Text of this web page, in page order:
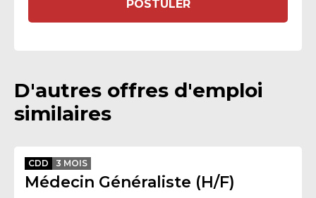
POSTULER
D'autres offres d'emploi
similaires
CDD 3 MOIS
Médecin Généraliste (H/F)